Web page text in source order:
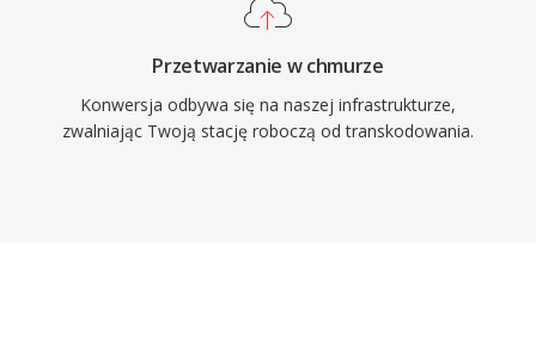
Przetwarzanie w chmurze
Konwersja odbywa się na naszej infrastrukturze,
zwalniając Twoją stację roboczą od transkodowania.